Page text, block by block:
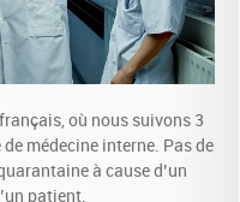
où nous suivons 3
médecine interne. Pas de
à cause d’un
patient.